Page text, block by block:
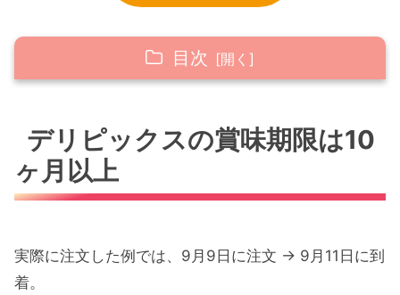
目次
保存は冷凍で
冷凍庫にすんなり入って場所に困らない
デリピックスの賞味期限は10
ヶ月以上
実際に注文した例では、9月9日に注文 → 9月11日に到
着。